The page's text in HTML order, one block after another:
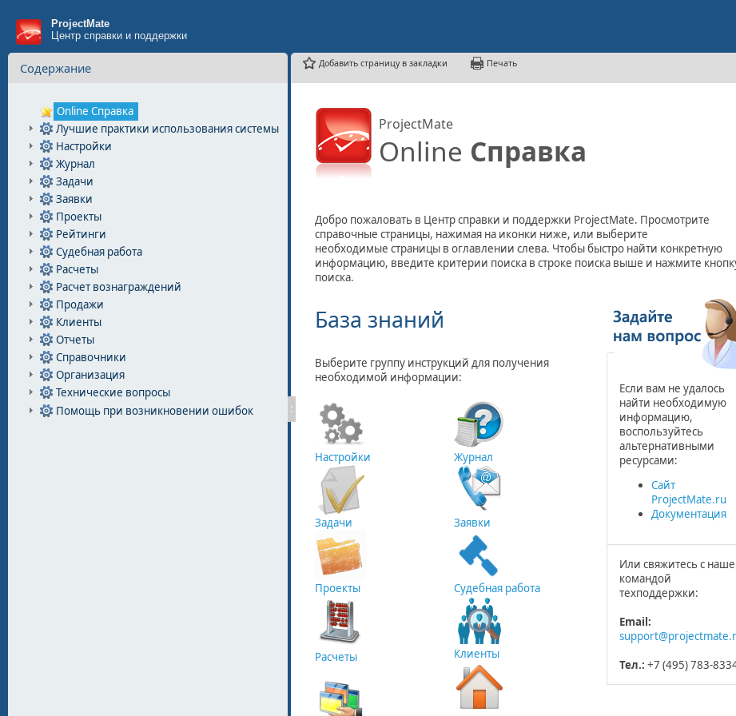
ProjectMate
Центр справки и поддержки
Содержание
Online Справка
Лучшие практики использования системы
Настройки
Журнал
Задачи
Заявки
Проекты
Рейтинги
Судебная работа
Расчеты
Расчет вознаграждений
Продажи
Клиенты
Отчеты
Справочники
Организация
Технические вопросы
Помощь при возникновении ошибок
:
Добавить страницу в закладки Печать